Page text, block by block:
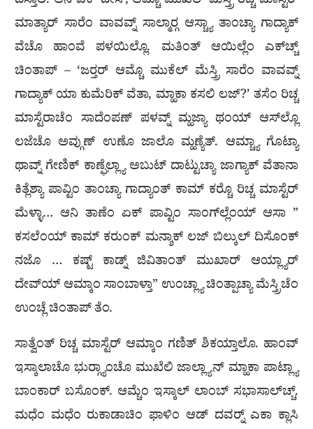
ಮಾತ್ಯಾರ್ ಸಾರೆಂ ವಾವವ್ನ್ ಸಾಲ್ಮಾರ‍್ಗ ಆಸ್ಚ್ಯಾ ತಾಂಚ್ಯಾ ಗಾದ್ಯಾಕ್
ವೆಚೊ ಹಾಂವೆ ಪಳಯಿಲ್ಲೊ. ಮತಿಂತ್ ಆಯಿಲ್ಲೆಂ ಎಕ್‌ಚ್ಚ್
ಚಿಂತಾಪ್ – ‘ಜರ‍್ತರ್ ಆಮ್ಚೊ ಮುಕೆಲ್ ಮೆಸ್ತ್ರಿ ಸಾರೆಂ ವಾವವ್ನ್
ಗಾದ್ಯಾಕ್ ಯಾ ಕುಮೆರಿಕ್ ವೆತಾ, ಮ್ಹಾಕಾ ಕಸಲಿ ಲಜ್?’ ತಸೆಂ ರಿಚ್ಚ
ಮಾಸ್ಟೆರಾಚೆಂ ಸಾದೆಂಪಣ್ ಪಳವ್ನ್ ಮ್ಹಜ್ಯಾ ಥಂಯ್ ಆಸ್‌ಲ್ಲೊ
ಲಜೆಚೊ ಅವ್ಗುಣ್ ಉಣೊ ಜಾಲೊ ಮ್ಹಣ್ಯೆತ್. ಆಮ್ಚ್ಯಾ ಗೊಟ್ಯಾ
ಥಾವ್ನ್ ಗೇಣಿಕ್ ಕಾಣ್ಘೆಲ್ಲ್ಯಾ ಅಬುಟ್ ದಾಟ್ಟುಚ್ಯಾ ಜಾಗ್ಯಾಕ್ ವೆತಾನಾ
ಕಿತ್ಲೆಶ್ಯಾ ಪಾವ್ಟಿಂ ತಾಂಚ್ಯಾ ಗಾದ್ಯಾಂತ್ ಕಾಮ್ ಕರ‍್ಚೊ ರಿಚ್ಚ ಮಾಸ್ಟೆರ್
ಮೆಳ್ಳಾ… ಆನಿ ತಾಣೆಂ ಏಕ್ ಪಾವ್ಟಿಂ ಸಾಂಗ್‍ಲ್ಲೆಂಯ್ ಆಸಾ ”
ಕಸಲೆಂಯ್ ಕಾಮ್ ಕರುಂಕ್ ಮನ್ಶಾಕ್ ಲಜ್ ಬಿಲ್ಕುಲ್ ದಿಸೊಂಕ್
ನಜೊ … ಕಷ್ಟ್ ಕಾಡ್ನ್ ಜಿವಿತಾಂತ್ ಮುಖಾರ್ ಆಯ್ಲ್ಯಾರ್
ದೇವ್‌ಯ್ ಆಮ್ಕಾಂ ಸಾಂಬಾಳ್ತಾ” ಉಂಚ್ಲ್ಯಾ ಚಿಂತ್ಪಾಚ್ಯಾ ಮೆಸ್ತ್ರಿಚೆಂ
ಉಂಚ್ಲೆ ಚಿಂತಾಪ್ ತೆಂ.
ಸಾತ್ವೆಂತ್ ರಿಚ್ಚ ಮಾಸ್ಟೆರ್ ಆಮ್ಕಾಂ ಗಣಿತ್ ಶಿಕಯ್ತಾಲೊ. ಹಾಂವ್
ಇಸ್ಕಾಲಾಚೊ ಭುರ‍್ಗ್ಯಾಂಚೊ ಮುಖೆಲಿ ಜಾಲ್ಲ್ಯಾನ್ ಮ್ಹಾಕಾ ಪಾಟ್ಲ್ಯಾ
ಬಾಂಕಾರ್ ಬಸೊಂಕ್. ಆಮ್ಚೆಂ ಇಸ್ಕಾಲ್ ಲಾಂಬ್ ಸಭಾಸಾಲ್‌ಚ್ಚ್.
ಮಧೆಂ ಮಧೆಂ ರುಕಾಡಾಚಿಂ ಫಾಳಿಂ ಆಡ್ ದವರ‍್ನ್ ಎಕಾ ಕ್ಲಾಸಿ